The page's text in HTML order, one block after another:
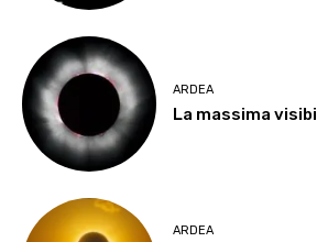
ARDEA
La massima
ARDEA